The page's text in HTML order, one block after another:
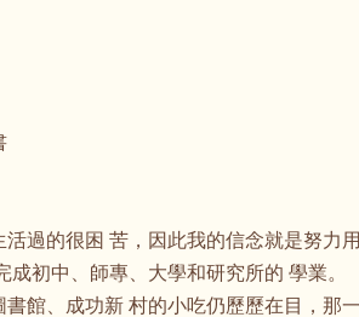
過的很困 苦，因此我的信念就是努力
初中、師專、大學和研究所的 學業。
館、成功新 村的小吃仍歷歷在目，那